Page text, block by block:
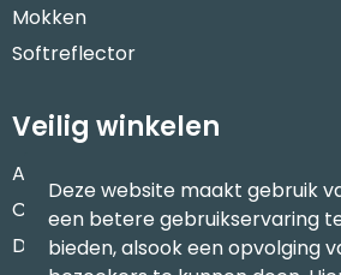
Mokken
Softreflector
Veilig winkelen
Algemene voorwaarden
Cookieverklaring
Disclaimer
Deze website maakt gebruik
een betere gebruikservaring
bieden, alsook een opvolging